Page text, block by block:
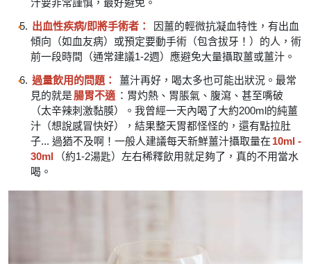
出血性疾病/即將手術者：
因薑的輕微抗凝血特性，有出血
傾向（如血友病）或預定要動手術（包含拔牙！）的人，術
前一段時間（通常建議1-2週）應避免大量攝取薑或薑汁。
過量飲用的問題：
薑汁再好，喝太多也可能出狀況。最常
見的就是腸胃不適 ：胃灼熱、胃脹氣、腹瀉、甚至嘴破
（太辛辣刺激黏膜）。我曾經一天內喝了大約200ml的純薑
汁（想說感冒快好），結果整天胃都怪怪的，還有點拉肚
子... 過猶不及啊！一般人建議每天新鮮薑汁攝取量在 10ml -
30ml
（約1-2湯匙）左右稀釋飲用就足夠了，真的不用當水
喝。